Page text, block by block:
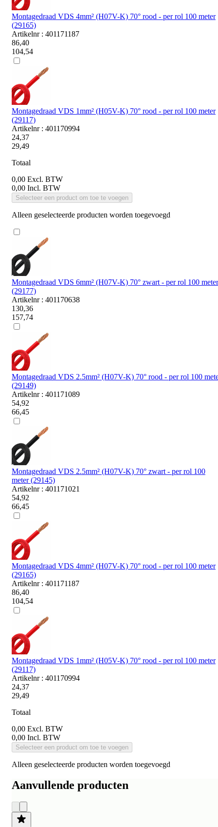
Montagedraad VDS 4mm² (H07V-K) 70° rood - per rol 100 meter
(29165)
Artikelnr : 401171187
86,40
104,54
Montagedraad VDS 1mm² (H05V-K) 70° rood - per rol 100 meter
(29117)
Artikelnr : 401170994
24,37
29,49
Totaal
0,00 Excl. BTW
0,00 Incl. BTW
Selecteer een product om toe te voegen
Alleen geselecteerde producten worden toegevoegd
Montagedraad VDS 6mm² (H07V-K) 70° zwart - per rol 100 meter
(29177)
Artikelnr : 401170638
130,36
157,74
Montagedraad VDS 2.5mm² (H07V-K) 70° rood - per rol 100
(29149)
Artikelnr : 401171089
54,92
66,45
Montagedraad VDS 2.5mm² (H07V-K) 70° zwart - per rol 100
meter (29145)
Artikelnr : 401171021
54,92
66,45
Montagedraad VDS 4mm² (H07V-K) 70° rood - per rol 100 meter
(29165)
Artikelnr : 401171187
86,40
104,54
Montagedraad VDS 1mm² (H05V-K) 70° rood - per rol 100 meter
(29117)
Artikelnr : 401170994
24,37
29,49
Totaal
0,00 Excl. BTW
0,00 Incl. BTW
Selecteer een product om toe te voegen
Alleen geselecteerde producten worden toegevoegd
Aanvullende producten